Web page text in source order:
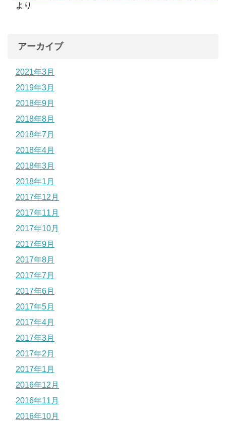
より
アーカイブ
2021年3月
2019年3月
2018年9月
2018年8月
2018年7月
2018年4月
2018年3月
2018年1月
2017年12月
2017年11月
2017年10月
2017年9月
2017年8月
2017年7月
2017年6月
2017年5月
2017年4月
2017年3月
2017年2月
2017年1月
2016年12月
2016年11月
2016年10月